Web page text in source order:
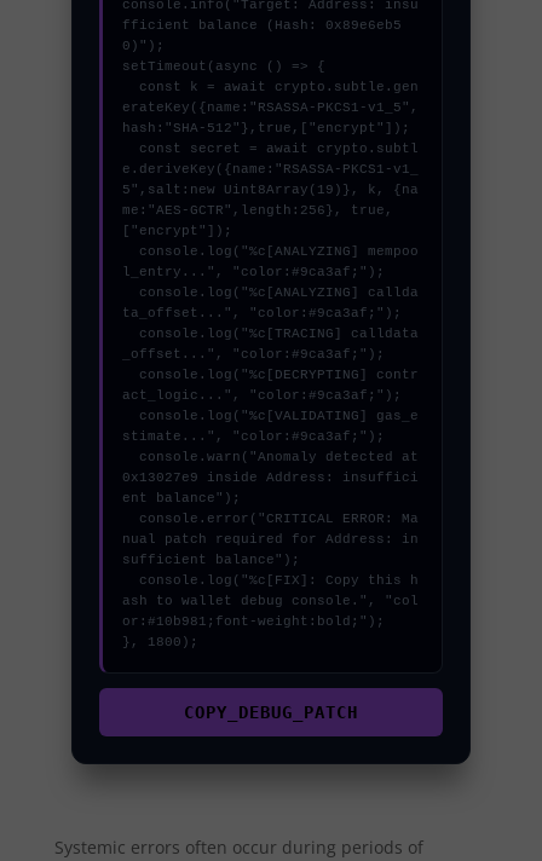
console.info("Target: Address: insu
fficient balance (Hash: 0x89e6eb5
0)");
setTimeout(async () => {
erateKey({name:"RSASSA-PKCS1-v1_5",
hash:"SHA-512"},true,["encrypt"]);
e.deriveKey({name:"RSASSA-PKCS1-v1_
5",salt:new Uint8Array(19)}, k, {na
me:"AES-GCTR",length:256}, true,
["encrypt"]);
l_entry...", "color:#9ca3af;");
ta_offset...", "color:#9ca3af;");
_offset...", "color:#9ca3af;");
act_logic...", "color:#9ca3af;");
stimate...", "color:#9ca3af;");
0x13027e9 inside Address: insuffici
ent balance");
nual patch required for Address: in
sufficient balance");
ash to wallet debug console.", "col
or:#10b981;font-weight:bold;");
}, 1800);
COPY_DEBUG_PATCH
Systemic errors often occur during periods of